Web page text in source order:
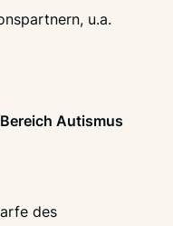
u.a.
Autismus
des